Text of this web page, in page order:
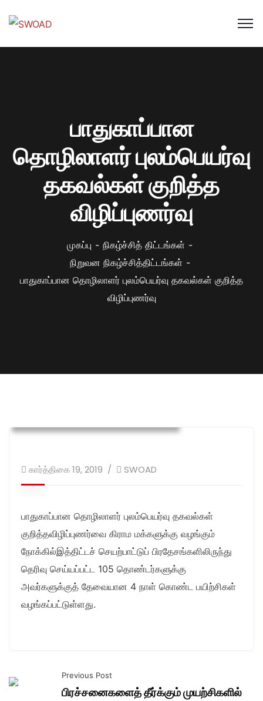
பாதுகாப்பான
தொழிலாளர் புலம்பெயர்வு
தகவல்கள் குறித்த
விழிப்புணர்வு
முகப்பு
நிகழ்ச்சித் திட்டங்கள்
நிறுவன நிகழ்ச்சித்திட்டங்கள்
பாதுகாப்பான தொழிலாளர் புலம்பெயர்வு தகவல்கள் குறித்த
விழிப்புணர்வு
கார்த்திகை 19, 2019 SWOAD
பாதுகாப்பான தொழிலாளர் புலம்பெயர்வு தகவல்கள்
குறித்தவிழிப்புணர்வை கிராம மக்களுக்கு வழங்கும்
நோக்கில்இத்திட்டச் செயற்பாட்டுப் பிரதேசங்களிலிருந்து
தெரிவு செய்யப்பட்ட 105 தொண்டர்களுக்கு
அவர்களுக்குத் தேவையான 4 நாள் கொண்ட பயிற்சிகள்
வழங்கப்பட்டுள்ளது.
Previous Post
பிரச்சனைகளைத் தீர்க்கும் முயற்சிகளில்